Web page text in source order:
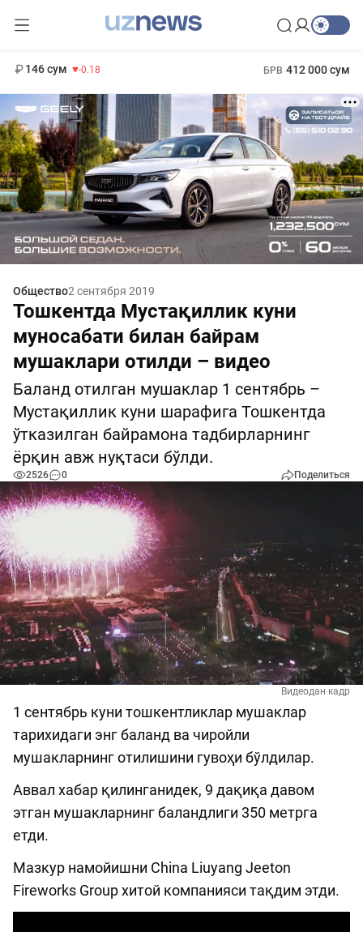
146 сум -0.18 БРВ 412 000 сум
Общество2 сентября 2019
Тошкeнтда Мустақиллик куни
муносабати билан байрам
мушаклари отилди – видeо
Баланд отилган мушаклар 1 сентябрь –
Мустақиллик куни шарафига Тошкентда
ўтказилган байрамона тадбирларнинг
ёрқин авж нуқтаси бўлди.
2526 0 Поделиться
Видеодан кадр
1 сентябрь куни тошкентликлар мушаклар
тарихидаги энг баланд ва чиройли
мушакларнинг отилишини гувоҳи бўлдилар.
Аввал хабар қилинганидек, 9 дақиқа давом
этган мушакларнинг баландлиги 350 метрга
етди.
Мазкур намойишни China Liuyang Jeeton
Fireworks Group хитой компанияси тақдим этди.